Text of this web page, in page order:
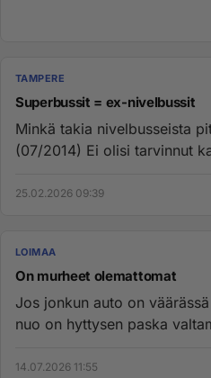
TAMPERE
Superbussit = ex-nivelbussit
Minkä takia nivelbusseista
(07/2014) Ei olisi tarvinnut kallista, rumaa, muuta
25.02.2026 09:39
LOIMAA
On murheet olemattomat
Jos jonkun auto on väärässä
nuo on hyttysen paska
14.07.2026 11:55